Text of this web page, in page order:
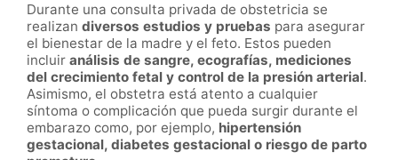
Durante una consulta privada de obstetricia se
realizan diversos estudios y pruebas para asegurar
el bienestar de la madre y el feto. Estos pueden
incluir análisis de sangre, ecografías, mediciones
del crecimiento fetal y control de la presión arterial.
Asimismo, el obstetra está atento a cualquier
síntoma o complicación que pueda surgir durante el
embarazo como, por ejemplo, hipertensión
gestacional, diabetes gestacional o riesgo de parto